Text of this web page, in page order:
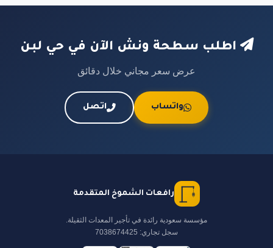
اطلب سطحة ونش الآن في حي لبن
عرض سعر مجاني خلال دقائق
واتساب اتصل
رافعات الشموخ المتقدمة
مؤسسة سعودية رائدة في تأجير المعدات الثقيلة.
سجل تجاري: 7038674425